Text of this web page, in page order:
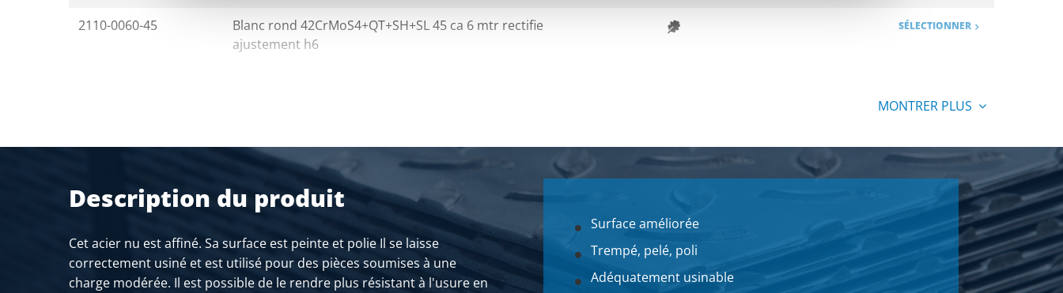
2110-0060-45
Blanc rond 42CrMoS4+QT+SH+SL 45 ca 6 mtr rectifie
ajustement h6
SÉLECTIONNER
ajustement h6
2110-0060-70
Blanc rond 42CrMoS4+QT+SH+SL 70 ca 6 mtr rectifie
ajustement h6
SÉLECTIONNER
2110-0060-80
Blanc rond 42CrMoS4+QT+SH+SL 80 ca 6 mtr rectifie
ajustement h6
SÉLECTIONNER
MONTRER PLUS
Description du produit
Cet acier nu est affiné. Sa surface est peinte et polie Il se laisse
correctement usiné et est utilisé pour des pièces soumises à une
charge modérée. Il est possible de le rendre plus résistant à l'usure en
Surface améliorée
Trempé, pelé, poli
Adéquatement usinable